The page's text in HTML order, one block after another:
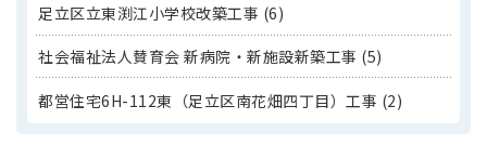
足立区立東渕江小学校改築工事 (6)
社会福祉法人賛育会 新病院・新施設新築工事 (5)
都営住宅6H-112東（足立区南花畑四丁目）工事 (2)